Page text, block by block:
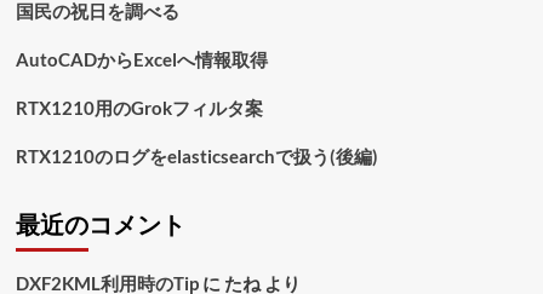
国民の祝日を調べる
AutoCADからExcelへ情報取得
RTX1210用のGrokフィルタ案
RTX1210のログをelasticsearchで扱う(後編)
最近のコメント
DXF2KML利用時のTipに たねより